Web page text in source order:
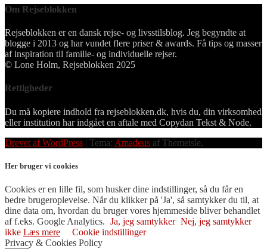
Om Rejseblokken
Rejseblokken er en dansk rejse- og livsstilsblog. Jeg begyndte at
blogge i 2013 og har vundet flere priser & awards. Få tips og masser
af inspiration til familie- og individuelle rejser.
© Lone Holm, Rejseblokken 2025
Rettigheder
Du må kopiere indhold fra rejseblokken.dk, hvis du, din virksomhed
eller institution har indgået en aftale med Copydan Tekst & Node.
Drevet af WordPress | Tema: Amadeus af Themeisle.
Her bruger vi cookies
Cookies er en lille fil, som husker dine indstillinger, så du får en
bedre brugeroplevelse. Når du klikker på 'Ja', så samtykker du til, at
dine data om, hvordan du bruger vores hjemmeside bliver behandlet
af f.eks. Google Analytics. Ja, jeg samtykker Nej, jeg samtykker
ikke Læs mere
Cookie indstillinger
Privacy & Cookies Policy